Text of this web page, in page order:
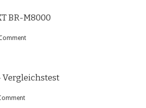
BR-M8000
Vergleichstest